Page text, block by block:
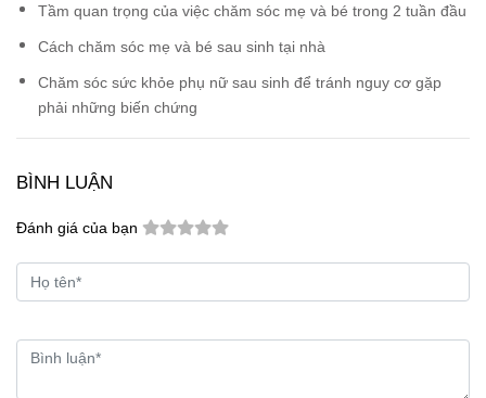
Tầm quan trọng của việc chăm sóc mẹ và bé trong 2 tuần đầu
Cách chăm sóc mẹ và bé sau sinh tại nhà
Chăm sóc sức khỏe phụ nữ sau sinh để tránh nguy cơ gặp
phải những biến chứng
BÌNH LUẬN
Đánh giá của bạn